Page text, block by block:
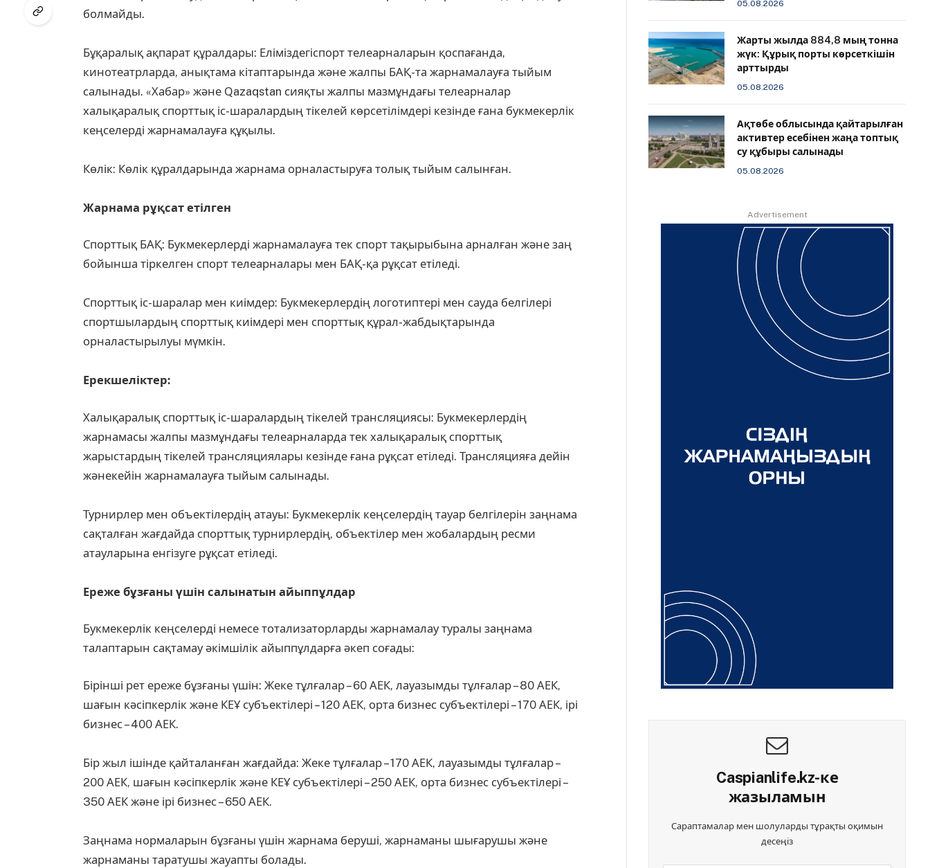
болмайды.
Бұқаралық ақпарат құралдары: Еліміздегіспорт телеарналарын қоспағанда,
кинотеатрларда, анықтама кітаптарында және жалпы БАҚ-та жарнамалауға тыйым
салынады. «Хабар» және Qazaqstan сияқты жалпы мазмұндағы телеарналар
халықаралық спорттық іс-шаралардың тікелей көрсетілімдері кезінде ғана букмекерлік
кеңселерді жарнамалауға құқылы.
Көлік: Көлік құралдарында жарнама орналастыруға толық тыйым салынған.
Жарнама рұқсат етілген
Спорттық БАҚ: Букмекерлерді жарнамалауға тек спорт тақырыбына арналған және заң
бойынша тіркелген спорт телеарналары мен БАҚ-қа рұқсат етіледі.
Спорттық іс-шаралар мен киімдер: Букмекерлердің логотиптері мен сауда белгілері
спортшылардың спорттық киімдері мен спорттық құрал-жабдықтарында
орналастырылуы мүмкін.
Ерекшеліктер:
Халықаралық спорттық іс-шаралардың тікелей трансляциясы: Букмекерлердің
жарнамасы жалпы мазмұндағы телеарналарда тек халықаралық спорттық
жарыстардың тікелей трансляциялары кезінде ғана рұқсат етіледі. Трансляцияға дейін
жәнекейін жарнамалауға тыйым салынады.
Турнирлер мен объектілердің атауы: Букмекерлік кеңселердің тауар белгілерін заңнама
сақталған жағдайда спорттық турнирлердің, объектілер мен жобалардың ресми
атауларына енгізуге рұқсат етіледі.
Ереже бұзғаны үшін салынатын айыппұлдар
Букмекерлік кеңселерді немесе тотализаторларды жарнамалау туралы заңнама
талаптарын сақтамау әкімшілік айыппұлдарға әкеп соғады:
Бірінші рет ереже бұзғаны үшін: Жеке тұлғалар – 60 АЕК, лауазымды тұлғалар – 80 АЕК,
шағын кәсіпкерлік және КЕҰ субъектілері – 120 АЕК, орта бизнес субъектілері – 170 АЕК, ірі
бизнес – 400 АЕК.
Бір жыл ішінде қайталанған жағдайда: Жеке тұлғалар – 170 АЕК, лауазымды тұлғалар –
200 АЕК, шағын кәсіпкерлік және КЕҰ субъектілері – 250 АЕК, орта бизнес субъектілері –
350 АЕК және ірі бизнес – 650 АЕК.
Заңнама нормаларын бұзғаны үшін жарнама беруші, жарнаманы шығарушы және
жарнаманы таратушы жауапты болады.
05.08.2026
Жарты жылда 884,8 мың тонна
жүк: Құрық порты көрсеткішін
арттырды
05.08.2026
Ақтөбе облысында қайтарылған
активтер есебінен жаңа топтық
су құбыры салынады
05.08.2026
Advertisement
Caspianlife.kz-ке
жазыламын
Сараптамалар мен шолуларды тұрақты оқимын
десеңіз